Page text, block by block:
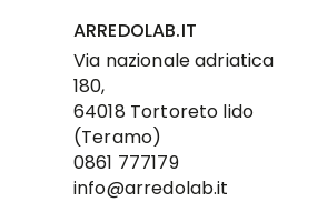
ARREDOLAB.IT
Via nazionale adriatica
180,
64018 Tortoreto lido
(Teramo)
0861 777179
info@arredolab.it